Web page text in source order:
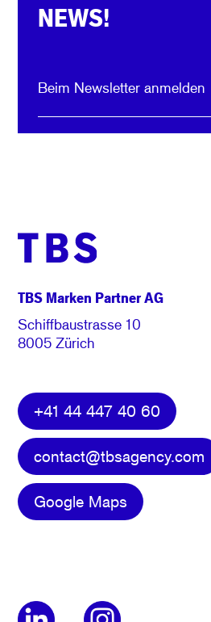
TBS Marken Partner AG
Schiffbaustrasse 10
8005 Zürich
+41 44 447 40 60
contact@tbsagency.com
Google Maps
NEWS!
Beim Newsletter anmelden